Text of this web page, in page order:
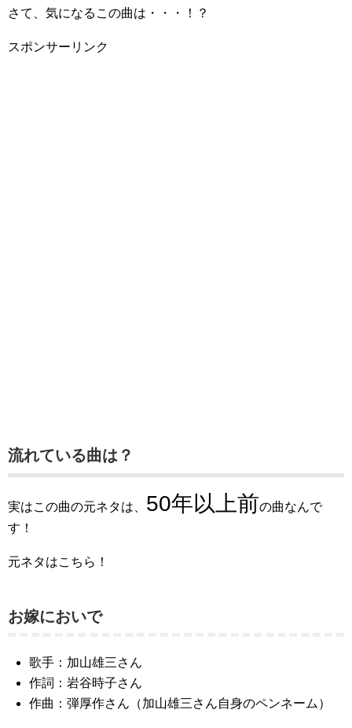
さて、気になるこの曲は・・・！？
スポンサーリンク
流れている曲は？
実はこの曲の元ネタは、 50年以上前の曲なんで
す！
元ネタはこちら！
お嫁においで
歌手：加山雄三さん
作詞：岩谷時子さん
作曲：弾厚作さん（加山雄三さん自身のペンネーム）